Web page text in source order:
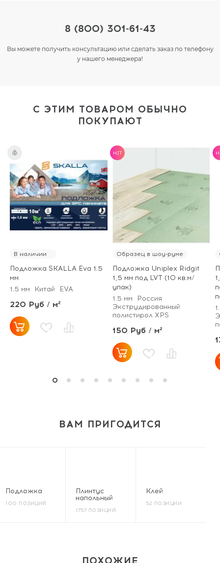
8 (800) 301-61-43
Вы можете получить консультацию или сделать заказ по телефону
у нашего менеджера!
С ЭТИМ ТОВАРОМ ОБЫЧНО
ПОКУПАЮТ
В наличии
Подложка SKALLA Eva 1.5
мм
1.5 мм
Китай EVA
220 Руб / м²
HIT
Образец в шоу-руме
Подложка Uniplex Ridgit
1,5 мм под LVT (10 кв.м/
упак)
1.5 мм
Россия
Экструдированный
полистирол XPS
150 Руб / м²
ВАМ ПРИГОДИТСЯ
Подложка
100 ПОЗИЦИЙ
Плинтус
напольный
1757 ПОЗИЦИЙ
Клей
52 ПОЗИЦИИ
ПОХОЖИЕ